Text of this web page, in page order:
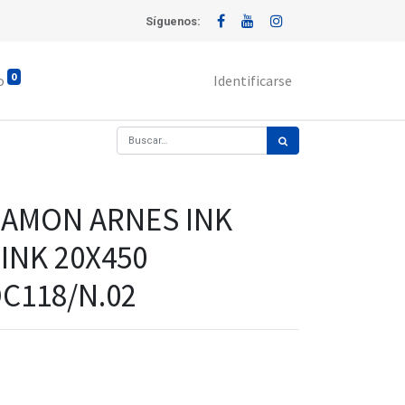
Síguenos:
0 Identificarse
ARNES INK
20X450
N.02